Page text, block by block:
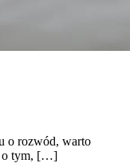
o rozwód, warto
o tym, […]